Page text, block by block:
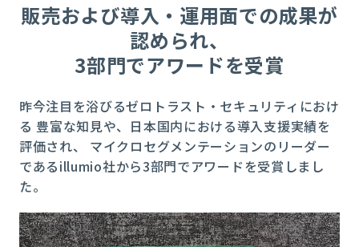
販売および導入・運用面での成果が
認められ、
3部門でアワードを受賞
昨今注目を浴びるゼロトラスト・セキュリティにおけ
る 豊富な知見や、日本国内における導入支援実績を
評価され、 マイクロセグメンテーションのリーダー
であるillumio社から3部門でアワードを受賞しまし
た。